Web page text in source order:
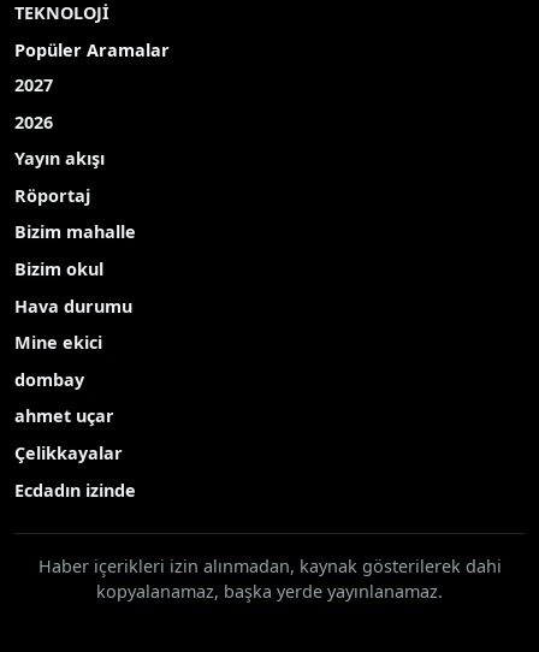
TEKNOLOJİ
Popüler Aramalar
2027
2026
Yayın akışı
Röportaj
Bizim mahalle
Bizim okul
Hava durumu
Mine ekici
dombay
ahmet uçar
Çelikkayalar
Ecdadın izinde
Haber içerikleri izin alınmadan, kaynak gösterilerek dahi
kopyalanamaz, başka yerde yayınlanamaz.